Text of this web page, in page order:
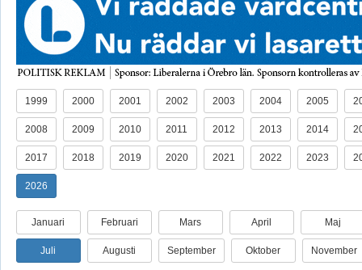
1999 2000 2001 2002 2003 2004 2005
2008 2009 2010 2011 2012 2013 2014
2017 2018 2019 2020 2021 2022 2023
2026
Januari Februari Mars April Maj
Juli Augusti September Oktober November